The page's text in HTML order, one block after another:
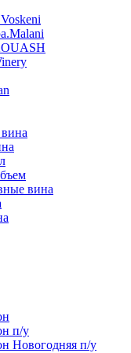
вина
п/у
Новогодняя п/у